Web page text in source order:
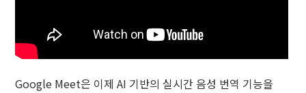
Google Meet은 이제 AI 기반의 실시간 음성 번역 기능을